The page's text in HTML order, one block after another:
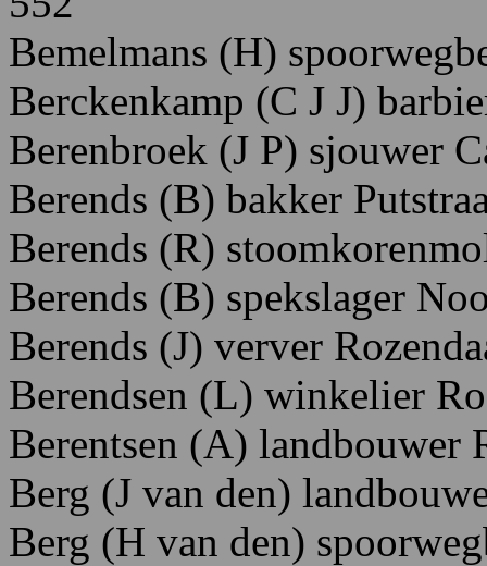
Bemelmans (H)
Berckenkamp (C J J)
Berenbroek (J P) sjouwer
Berends (B) bakker P
Berends (R)
Berends (B) spekslager N
Berends (J) verver R
Berendsen (L) winkelier R
Berentsen (A) landbouwer
Berg (J van den)
Berg (H van den)